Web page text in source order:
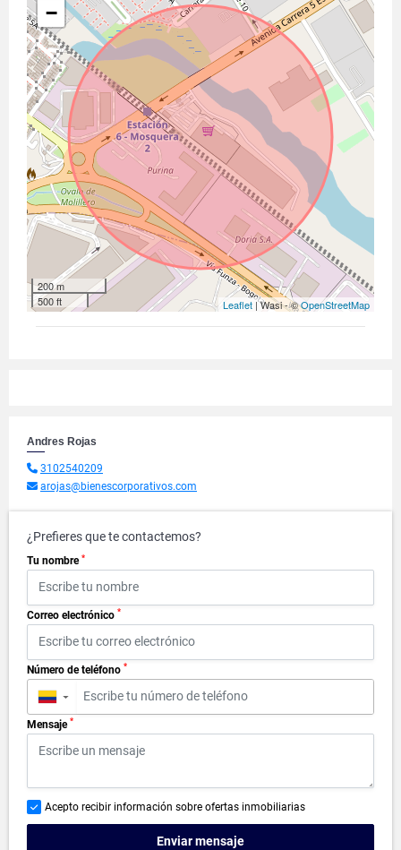
−
200 m
500 ft
Leaflet| Wasi - ©OpenStreetMap
Andres Rojas
3102540209
arojas@bienescorporativos.com
¿Prefieres que te contactemos?
Tu nombre *
Correo electrónico *
Número de teléfono *
▼
Mensaje *
Acepto recibir información sobre ofertas inmobiliarias
Enviar mensaje